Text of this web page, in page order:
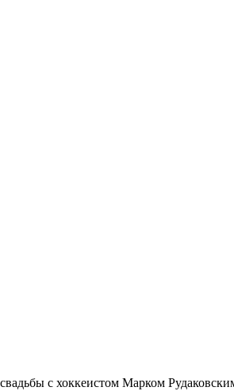
с хоккеистом Марком